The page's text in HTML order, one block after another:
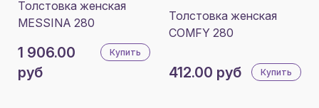
Толстовка женская
MESSINA 280
1 906.00
руб
Купить
Толстовка женская
COMFY 280
412.00 руб Купить